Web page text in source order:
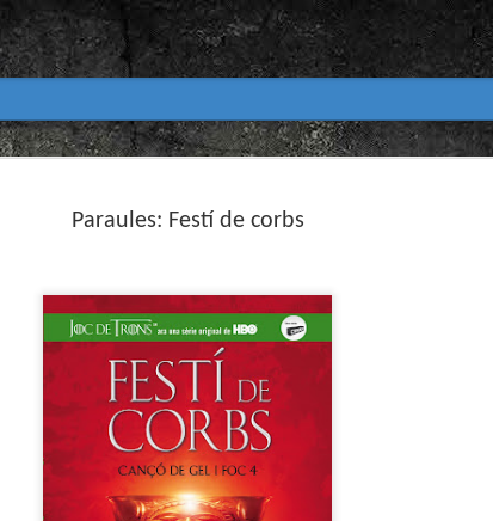
Paraules: Festí de corbs
31
primavera 2026
Abril
En vela / En blanc
Guió i dibuix d’Ana Penyas
Salamandra Graphic, 2025
Després de l’èxit d’Estamos todas bien (Premi Nacional del
Todo bajo el sol (llegit el 2023 al club de lectura), Ana Penyas
un assaig gràfic tan necessari com inquietant: En vela / En blanc.